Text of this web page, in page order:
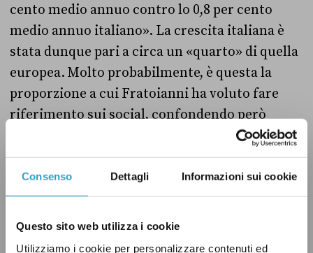
Consenso Dettagli Informazioni sui cookie
Questo sito web utilizza i cookie
Utilizziamo i cookie per personalizzare contenuti ed
cento medio annuo contro lo 0,8 per cento
medio annuo italiano». La crescita italiana è
stata dunque pari a circa un «quarto» di quella
europea. Molto probabilmente, è questa la
proporzione a cui Fratoianni ha voluto fare
riferimento sui social, confondendo però
l’aumento della spesa negli ultimi anni con la
spesa complessiva.
Va però aggiunto che la percentuale del 3,3 per
cento non è stata calcolata a partire da tutti e